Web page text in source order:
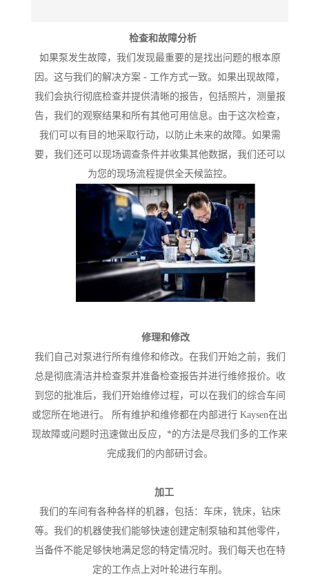
检查和故障分析
如果泵发生故障，我们发现最重要的是找出问题的根本原
因。这与我们的解决方案 - 工作方式一致。如果出现故障，
我们会执行彻底检查并提供清晰的报告，包括照片，测量报
告，我们的观察结果和所有其他可用信息。由于这次检查，
我们可以有目的地采取行动，以防止未来的故障。如果需
要，我们还可以现场调查条件并收集其他数据，我们还可以
为您的现场流程提供全天候监控。
修理和修改
我们自己对泵进行所有维修和修改。在我们开始之前，我们
总是彻底清洁并检查泵并准备检查报告并进行维修报价。收
到您的批准后，我们开始维修过程，可以在我们的综合车间
或您所在地进行。 所有维护和维修都在内部进行 Kaysen在出
现故障或问题时迅速做出反应，*的方法是尽我们多的工作来
完成我们的内部研讨会。
加工
我们的车间有各种各样的机器，包括：车床，铣床，钻床
等。我们的机器使我们能够快速创建定制泵轴和其他零件，
当备件不能足够快地满足您的特定情况时。我们每天也在特
定的工作点上对叶轮进行车削。